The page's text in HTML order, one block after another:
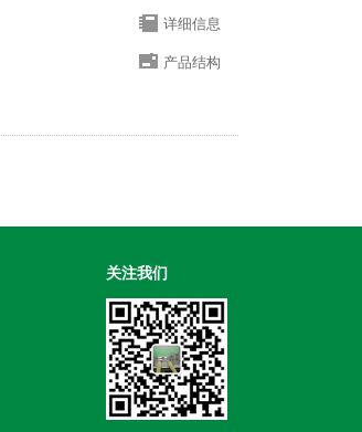
详细信息
产品结构
关注我们